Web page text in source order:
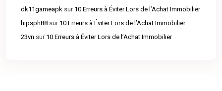
dk11gameapk sur 10 Erreurs à Éviter Lors de l’Achat Immobilier
hipsph88 sur 10 Erreurs à Éviter Lors de l’Achat Immobilier
23vn sur 10 Erreurs à Éviter Lors de l’Achat Immobilier